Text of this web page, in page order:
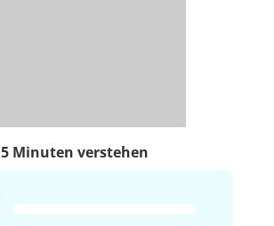
5 Minuten verstehen